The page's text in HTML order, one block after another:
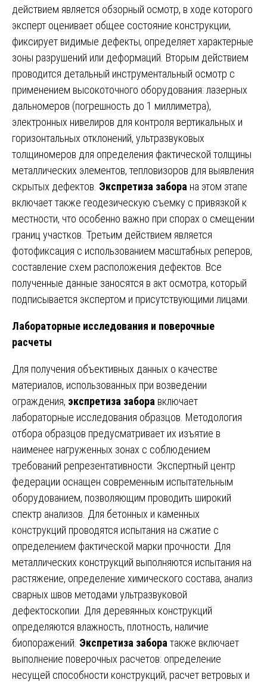
действием является обзорный осмотр, в ходе которого
эксперт оценивает общее состояние конструкции,
фиксирует видимые дефекты, определяет характерные
зоны разрушений или деформаций. Вторым действием
проводится детальный инструментальный осмотр с
применением высокоточного оборудования: лазерных
дальномеров (погрешность до 1 миллиметра),
электронных нивелиров для контроля вертикальных и
горизонтальных отклонений, ультразвуковых
толщиномеров для определения фактической толщины
металлических элементов, тепловизоров для выявления
скрытых дефектов. Экспретиза забора на этом этапе
включает также геодезическую съемку с привязкой к
местности, что особенно важно при спорах о смещении
границ участков. Третьим действием является
фотофиксация с использованием масштабных реперов,
составление схем расположения дефектов. Все
полученные данные заносятся в акт осмотра, который
подписывается экспертом и присутствующими лицами.
Лабораторные исследования и поверочные
расчеты
Для получения объективных данных о качестве
материалов, использованных при возведении
ограждения, экспретиза забора включает
лабораторные исследования образцов. Методология
отбора образцов предусматривает их изъятие в
наименее нагруженных зонах с соблюдением
требований репрезентативности. Экспертный центр
федерации оснащен современным испытательным
оборудованием, позволяющим проводить широкий
спектр анализов. Для бетонных и каменных
конструкций проводятся испытания на сжатие с
определением фактической марки прочности. Для
металлических конструкций выполняются испытания на
растяжение, определение химического состава, анализ
сварных швов методами ультразвуковой
дефектоскопии. Для деревянных конструкций
определяются влажность, плотность, наличие
биопоражений. Экспретиза забора также включает
выполнение поверочных расчетов: определение
несущей способности конструкций, расчет ветровых и